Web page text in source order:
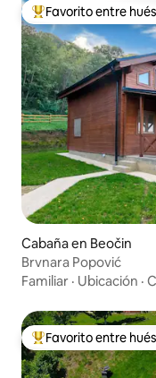
De los mejores en
Favorito entre
Cabaña en Beočin
Brvnara Popović
Familiar · Ubicación ·
De los mejores en
Favorito entre